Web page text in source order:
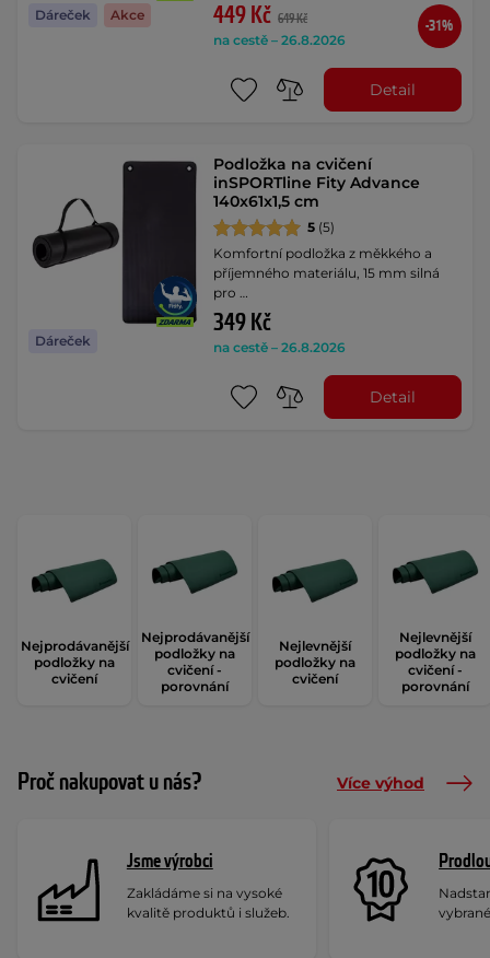
Dáreček Akce 449 Kč 649 Kč
na cestě – 26.8.2026
-31%
Detail
Dáreček
Podložka na cvičení
inSPORTline Fity Advance
140x61x1,5 cm
5 (5)
Komfortní podložka z měkkého a
příjemného materiálu, 15 mm silná
pro …
349 Kč
na cestě – 26.8.2026
Detail
Nejprodávanější
podložky na
cvičení
Nejprodávanější
podložky na
cvičení -
porovnání
Nejlevnější
podložky na
cvičení
Nejlevnější
podložky na
cvičení -
porovnání
Proč nakupovat u nás? Více výhod
Jsme výrobci
Zakládáme si na vysoké
kvalitě produktů i služeb.